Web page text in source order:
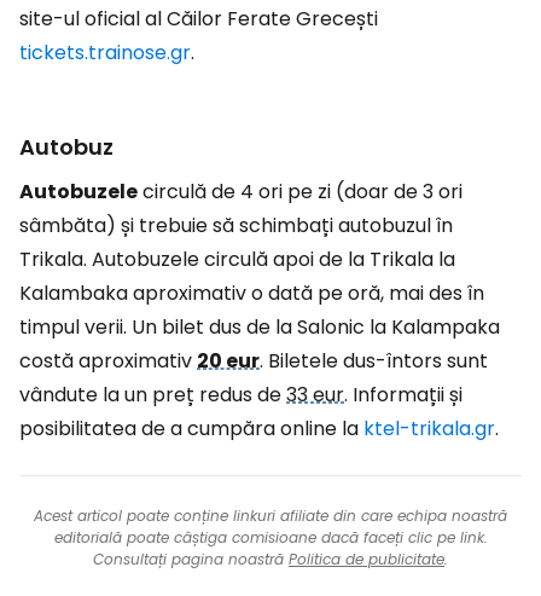
site-ul oficial al Căilor Ferate Grecești
tickets.trainose.gr.
Autobuz
Autobuzelecirculă de 4 ori pe zi (doar de 3 ori
sâmbăta) și trebuie să schimbați autobuzul în
Trikala. Autobuzele circulă apoi de la Trikala la
Kalambaka aproximativ o dată pe oră, mai des în
timpul verii. Un bilet dus de la Salonic la Kalampaka
costă aproximativ20 eur. Biletele dus-întors sunt
vândute la un preț redus de33 eur. Informații și
posibilitatea de a cumpăra online la ktel-trikala.gr.
Acest articol poate conține linkuri afiliate din care echipa noastră
editorială poate câștiga comisioane dacă faceți clic pe link.
Consultați pagina noastră Politica de publicitate.